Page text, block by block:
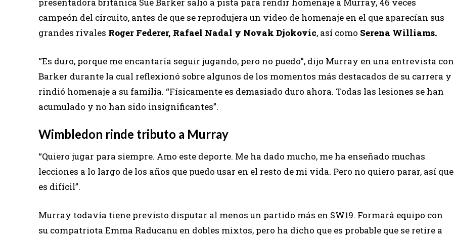
campeón del circuito, antes de que se reprodujera un video de homenaje en el que aparecían sus
grandes rivales Roger Federer, Rafael Nadal y Novak Djokovic, así como Serena Williams.
“Es duro, porque me encantaría seguir jugando, pero no puedo”, dijo Murray en una entrevista con
Barker durante la cual reflexionó sobre algunos de los momentos más destacados de su carrera y
rindió homenaje a su familia. “Físicamente es demasiado duro ahora. Todas las lesiones se han
acumulado y no han sido insignificantes”.
Wimbledon rinde tributo a Murray
“Quiero jugar para siempre. Amo este deporte. Me ha dado mucho, me ha enseñado muchas
lecciones a lo largo de los años que puedo usar en el resto de mi vida. Pero no quiero parar, así que
es difícil”.
Murray todavía tiene previsto disputar al menos un partido más en SW19. Formará equipo con
su compatriota Emma Raducanu en dobles mixtos, pero ha dicho que es probable que se retire a